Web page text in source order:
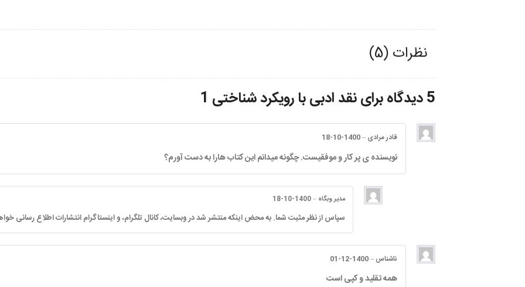
نظرات (5)
5 دیدگاه برای
نقد ادبی با رویکرد شناختی 1
قادر مرادی –
1400-10-18
نویسنده ی پر کار و موفقیست. چگونه میدانم این کتاب هارا به دست آورم؟
مدیر وبگاه –
1400-10-18
سپاس از نظر مثبت شما. به محض اینکه منتشر شد در وبسایت، کانال تلگرام، و اینستاگرام انتشارات اطلاع رسانی
ناشناس–
1400-12-01
همه تقلید و کپی است